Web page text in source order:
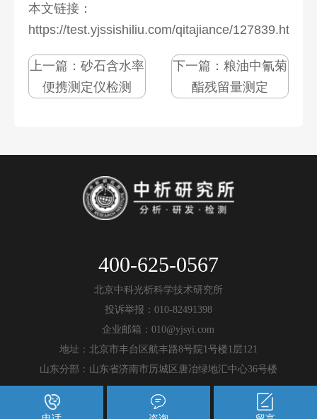
本文链接：
https://test.yjssishiliu.com/qitajiance/127839.html
上一篇： 砂石含水率
便携测定仪检测
下一篇：粮油中氰菊
酯残留量测定
400-625-0567
北京中科光析科学技术研究所
投诉举报：010-82491398
企业邮箱：010@yjsyi.com
地址：北京市丰台区航丰路8号院1号楼1层121
山东分部：山东省济南市历城区唐冶绿地汇中心36号楼